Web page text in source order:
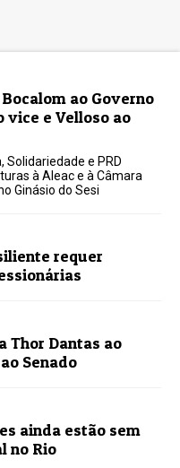
ao Governo
vice e Velloso ao
Solidariedade e PRD
à Aleac e à Câmara
Ginásio do Sesi
requer
Thor Dantas ao
Senado
ainda estão sem
no Rio